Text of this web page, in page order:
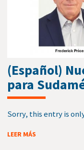
(Español)
para
Sorry, this entry is
LEER MÁS